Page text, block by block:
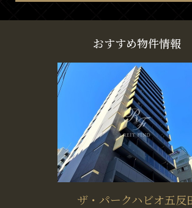
おすすめ物件情報
ザ・パークハビオ五反